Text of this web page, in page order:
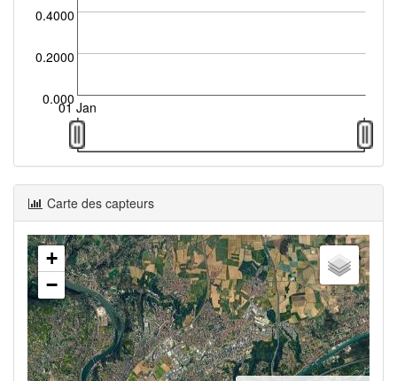
0.000
0.2000
0.4000
01 Jan
Carte des capteurs
+
−